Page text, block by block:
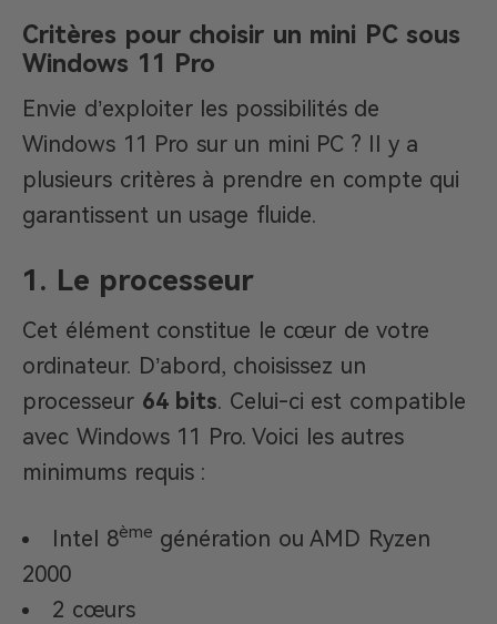
Critères pour choisir un mini PC sous
Windows 11 Pro
Envie d’exploiter les possibilités de
Windows 11 Pro sur un mini PC ? Il y a
plusieurs critères à prendre en compte qui
garantissent un usage fluide.
1. Le processeur
Cet élément constitue le cœur de votre
ordinateur. D’abord, choisissez un
processeur 64 bits. Celui-ci est compatible
avec Windows 11 Pro. Voici les autres
minimums requis :
Intel 8ème génération ou AMD Ryzen
2000
2 cœurs